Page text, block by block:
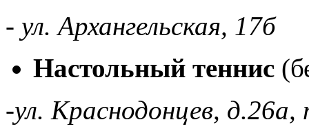
- ул. Архангельская, 17б
Настольный теннис
-ул. Краснодонцев,